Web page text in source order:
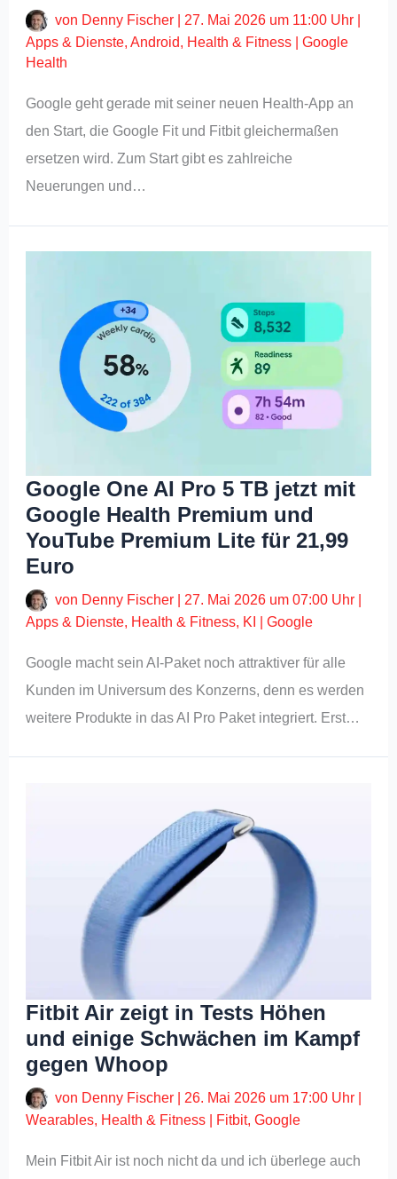
von Denny Fischer 27. Mai 2026 um 11:00 Uhr
Apps & Dienste,Android, Health & Fitness |Google
Health
Google geht gerade mit seiner neuen Health-App an
den Start, die Google Fit und Fitbit gleichermaßen
ersetzen wird. Zum Start gibt es zahlreiche
Neuerungen und…
Google One AI Pro 5 TB jetzt mit
Google Health Premium und
YouTube Premium Lite für 21,99
Euro
von Denny Fischer 27. Mai 2026 um 07:00 Uhr
Apps & Dienste, Health & Fitness, KI |Google
Google macht sein AI-Paket noch attraktiver für alle
Kunden im Universum des Konzerns, denn es werden
weitere Produkte in das AI Pro Paket integriert. Erst…
Fitbit Air zeigt in Tests Höhen
und einige Schwächen im Kampf
gegen Whoop
von Denny Fischer 26. Mai 2026 um 17:00 Uhr
Wearables, Health & Fitness Fitbit,Google
Mein Fitbit Air ist noch nicht da und ich überlege auch